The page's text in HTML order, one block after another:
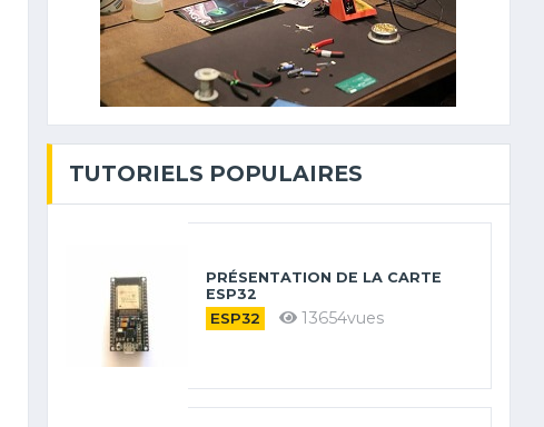
TUTORIELS POPULAIRES
PRÉSENTATION DE LA CARTE
ESP32
ESP32 13654vues